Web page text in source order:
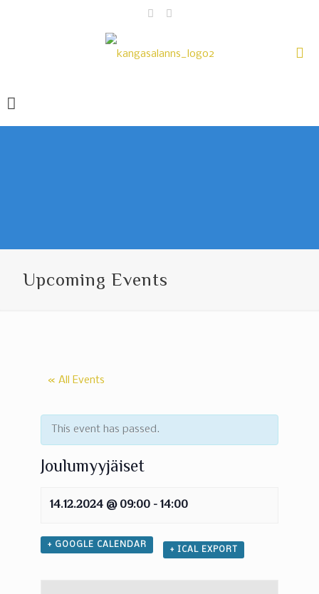
Upcoming Events
« All Events
This event has passed.
Joulumyyjäiset
14.12.2024 @ 09:00- 14:00
+ GOOGLE CALENDAR
+ ICAL EXPORT